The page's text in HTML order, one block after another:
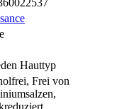
Hauttyp
Frei von